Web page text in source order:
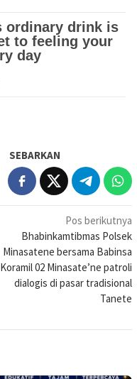
SEBARKAN
Pos berikutnya
Bhabinkamtibmas Polsek
Minasatene bersama Babinsa
Koramil 02 Minasate’ne patroli
dialogis di pasar tradisional
Tanete